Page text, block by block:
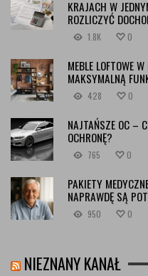
KRAJACH W
ROZLICZYĆ
1.8K 0
MEBLE LOFTOWE
MAKSYMALNĄ
428 0
NAJTAŃSZE OC –
OCHRONĘ?
765 0
PAKIETY
NAPRAWDĘ SĄ
950 0
NIEZNANY KANAŁ